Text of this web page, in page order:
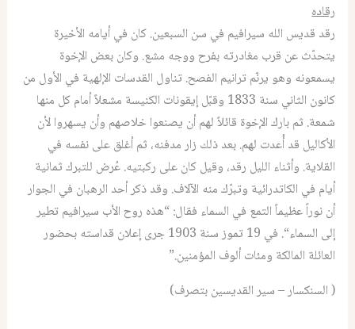
رقاده
رقد قديس الله سيرافيم في سن السبعين.كان في أيامه الأخيرة
يتحدّث عن قرب مغادرته بفرح ووجه مشع. وكان بعض الإخوة
يسمعونه وهو يرنّم ترانيم الفصح. تناول القدسات الإلهية في الأول من
كانون الثاني سنة 1833 ‏ وقبّل إيقونات الكنيسة مشعلاً أمام كل منها
شمعة. ثم بارك الإخوة قائلاً لهم أن يصنعوا خلاصهم وأن يسهروا لأن
الأكاليل قد أُعدت لهم.بعد ذلك زار مدفنه، ثم أغلق على نفسه في
القلاية. وأثناء الليل رقد، وقيل كان على ركبتيه.عُرض للتبرك ثمانية
أيام في الكاتدرائية وتبرّك منه الآلاف. وقد ذكر أحد الرهبان في الجوار
أن نوراً عظيماً التمع في السماء فقال: “هذه روح الأب سيرافيم تطير
إلى السماء“. في 19 ‏ تموز سنة 1903 ‏جرى إعلان قداسته بحضور
العائلة المالكة ومئات ‏ألوف المؤمنين.”
( السنكسار – سير القديسين بتصرف)